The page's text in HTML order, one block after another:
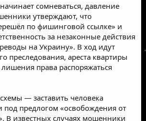
сомневаться, давление
утверждают, что
по фишинговой ссылке» и
за незаконные действия
на Украину». В ход идут
преследования, ареста квартиры
права распоряжаться
— заставить человека
под предлогом «освобождения от
В известных случаях мошенники